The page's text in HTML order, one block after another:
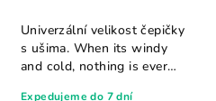
Expedujeme do 7 dní
Univerzální velikost čepičky
s ušima. When its windy
and cold, nothing is ever